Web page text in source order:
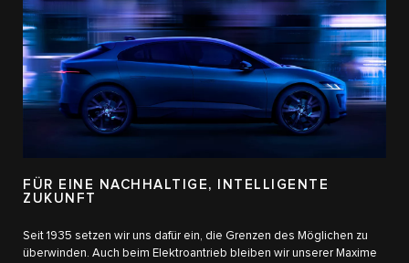
FÜR EINE NACHHALTIGE, INTELLIGENTE
ZUKUNFT
Seit 1935 setzen wir uns dafür ein, die Grenzen des Möglichen zu
überwinden. Auch beim Elektroantrieb bleiben wir unserer Maxime